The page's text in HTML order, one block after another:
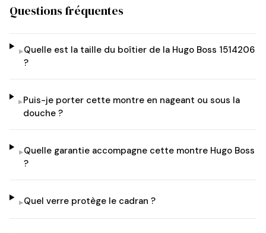
Questions fréquentes
▸Quelle est la taille du boîtier de la Hugo Boss 1514206
?
▸Puis-je porter cette montre en nageant ou sous la
douche ?
▸Quelle garantie accompagne cette montre Hugo Boss
?
▸Quel verre protège le cadran ?